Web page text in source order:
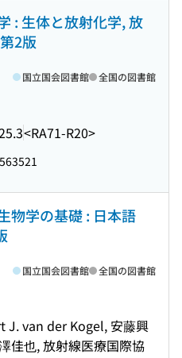
: 生体と放射化学, 放
2版
<RA71-R20>
国立国会図書館 全国の図書館
物学の基礎 : 日本語
J. van der Kogel, 安藤興
佳也, 放射線医療国際協
国立国会図書館 全国の図書館